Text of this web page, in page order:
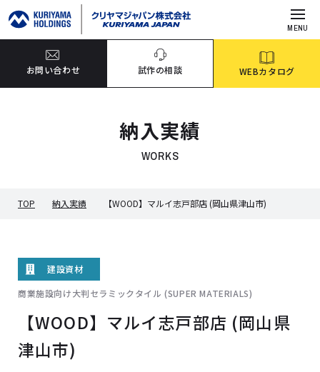
MENU
お問い合わせ 試作の相談 WEBカタログ
納入実績
WORKS
TOP 納入実績 【WOOD】マルイ志戸部店 (岡山県津山市)
建設資材
商業施設向け大判セラミックタイル (SUPER MATERIALS)
【WOOD】マルイ志戸部店 (岡山県
津山市)